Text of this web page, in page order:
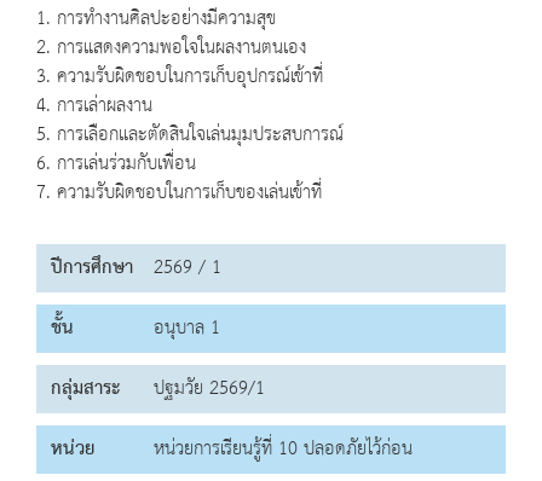
1. การทำงานศิลปะอย่างมีความสุข
2. การแสดงความพอใจในผลงานตนเอง
3. ความรับผิดชอบในการเก็บอุปกรณ์เข้าที่
4. การเล่าผลงาน
5. การเลือกและตัดสินใจเล่นมุมประสบการณ์
6. การเล่นร่วมกับเพื่อน
7. ความรับผิดชอบในการเก็บของเล่นเข้าที่
ปีการศึกษา 2569 / 1
ชั้น
อนุบาล 1
กลุ่มสาระ
ปฐมวัย 2569/1
หน่วย
หน่วยการเรียนรู้ที่ 10 ปลอดภัยไว้ก่อน